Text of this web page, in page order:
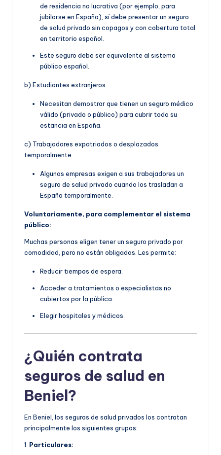
de residencia no lucrativa (por ejemplo, para
jubilarse en España), sí debe presentar un seguro
de salud privado sin copagos y con cobertura total
en territorio español.
Este seguro debe ser equivalente al sistema
público español.
b) Estudiantes extranjeros
Necesitan demostrar que tienen un seguro médico
válido (privado o público) para cubrir toda su
estancia en España.
c) Trabajadores expatriados o desplazados
temporalmente
Algunas empresas exigen a sus trabajadores un
seguro de salud privado cuando los trasladan a
España temporalmente.
Voluntariamente, para complementar el sistema
público:
Muchas personas eligen tener un seguro privado por
comodidad, pero no están obligadas. Les permite:
Reducir tiempos de espera.
Acceder a tratamientos o especialistas no
cubiertos por la pública.
Elegir hospitales y médicos.
¿Quién contrata
seguros de salud en
Beniel?
En Beniel, los seguros de salud privados los contratan
principalmente los siguientes grupos:
1. Particulares: